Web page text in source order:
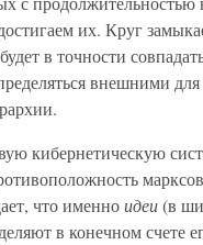
их. Круг
в точности
внешними
кибернетиче­скую
что именноидеи(в
в конечном счете